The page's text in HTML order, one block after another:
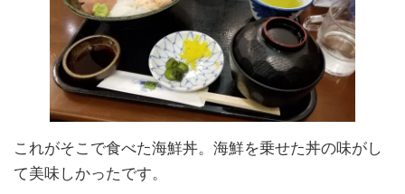
これがそこで食べた海鮮丼。海鮮を乗せた丼の味がし
て美味しかったです。